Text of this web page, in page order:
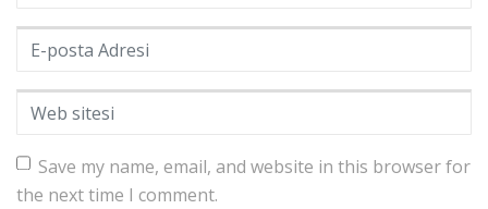
E-posta Adresi
Web sitesi
Save my name, email, and website in this browser for
the next time I comment.